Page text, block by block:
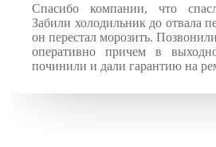
Спасибо компании, что
Забили холодильник до отвала
он перестал морозить.
оперативно причем в
починили и дали гарантию на